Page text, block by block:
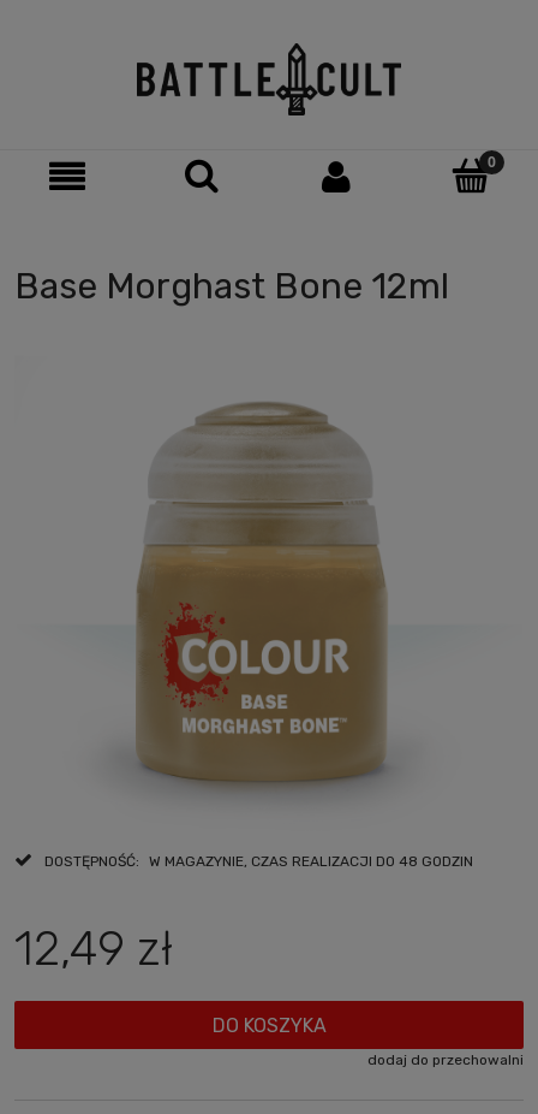
Base Morghast Bone 12ml
DOSTĘPNOŚĆ: W MAGAZYNIE, CZAS REALIZACJI DO 48 GODZIN
12,49 zł
DO KOSZYKA
dodaj do przechowalni